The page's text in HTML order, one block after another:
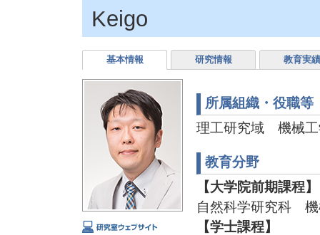
Keigo
基本情報 研究情報 教育実績
所属組織・役職等
理工研究域 機械工
教育分野
【大学院前期課程】
自然科学研究科 機
【学士課程】